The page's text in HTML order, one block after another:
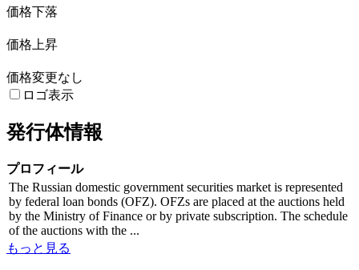
価格下落
価格上昇
価格変更なし
ロゴ表示
発行体情報
プロフィール
The Russian domestic government securities market is represented
by federal loan bonds (OFZ). OFZs are placed at the auctions held
by the Ministry of Finance or by private subscription. The schedule
of the auctions with the ...
もっと見る